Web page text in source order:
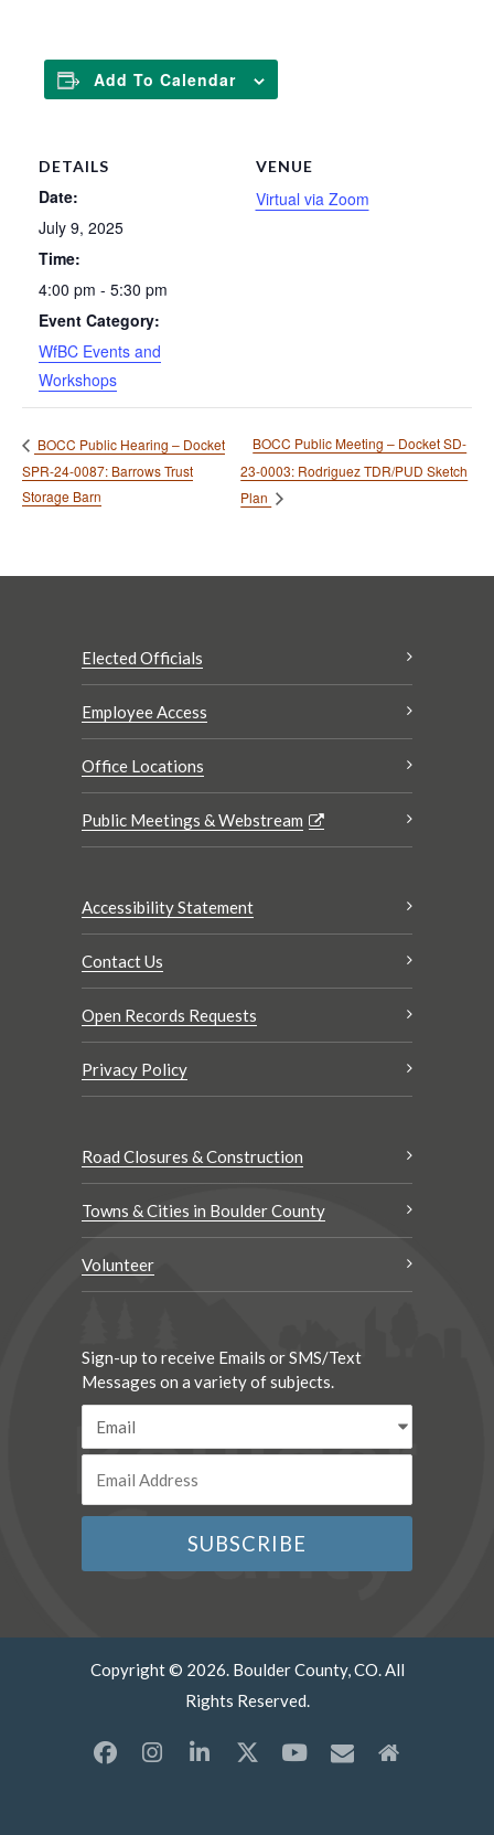
Add To Calendar
DETAILS
Date:
July 9, 2025
Time:
4:00 pm - 5:30 pm
Event Category:
WfBC Events and
Workshops
VENUE
Virtual via Zoom
BOCC Public Hearing – Docket
SPR-24-0087: Barrows Trust
Storage Barn
BOCC Public Meeting – Docket SD-
23-0003: Rodriguez TDR/PUD Sketch
Plan
Elected Officials
Employee Access
Office Locations
Public Meetings & Webstream
Accessibility Statement
Contact Us
Open Records Requests
Privacy Policy
Road Closures & Construction
Towns & Cities in Boulder County
Volunteer
Sign-up to receive Emails or SMS/Text
Messages on a variety of subjects.
Copyright © 2026. Boulder County, CO. All
Rights Reserved.